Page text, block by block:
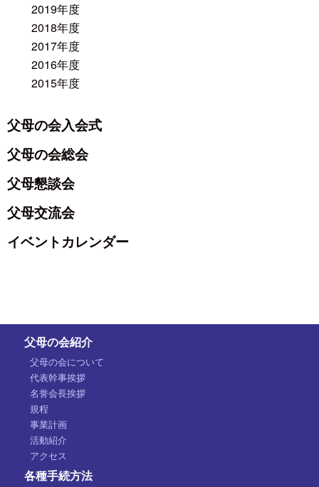
2019年度
2018年度
2017年度
2016年度
2015年度
父母の会入会式
父母の会総会
父母懇談会
父母交流会
イベントカレンダー
父母の会紹介
父母の会について
代表幹事挨拶
名誉会長挨拶
規程
事業計画
活動紹介
アクセス
各種手続方法